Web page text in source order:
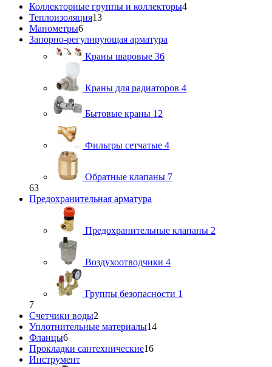
Коллекторные группы и коллекторы4
Теплоизоляция13
Манометры6
Запорно-регулирующая арматура
Краны шаровые 36
Краны для радиаторов 4
Бытовые краны 12
Фильтры сетчатые 4
Обратные клапаны 7
63
Предохранительная арматура
Предохранительные клапаны 2
Воздухоотводчики 4
Группы безопасности 1
7
Счетчики воды2
Уплотнительные материалы14
Фланцы6
Прокладки сантехнические16
Инструмент